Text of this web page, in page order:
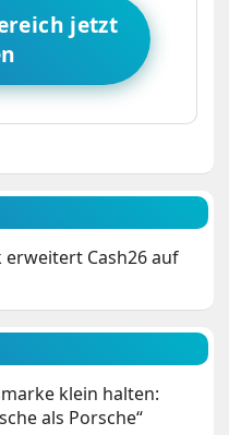
jetzt
erweitert Cash26 auf
klein halten:
als Porsche“